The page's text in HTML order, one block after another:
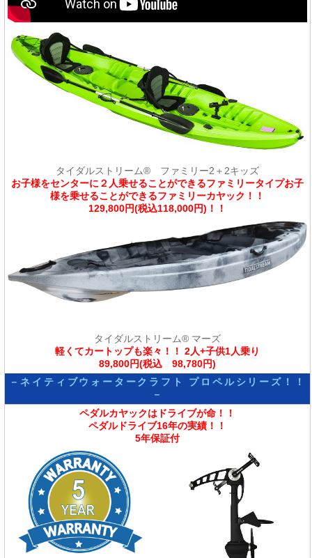
タイダルストリーム® ファミリー2＋2キッズ
お子様をセンターに２人乗せることができるファミリータイプお子
様を乗せることができるファミリーカヤック！！
129,800円(税込118,000円)！！
タイダルストリーム® マーズ
軽くてカートップも楽々！！ 2人+子供1人乗り
89,800円(税込 98,780円)
－ネイティブウォータークラフト プロペルシリーズ！！
－
ペダルカヤックはドライブが命！！
ペダルドライブ16年の実績！！
5年保証付